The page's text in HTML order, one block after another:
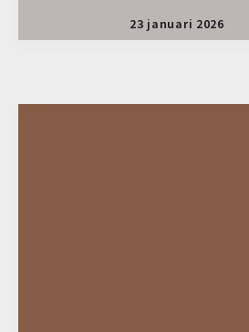
23 januari 2026